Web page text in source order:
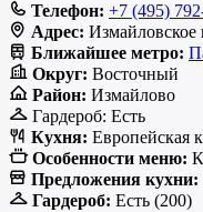
Телефон: +7 (495)
Адрес: Измайловское
Ближайшее метро:
Округ: Восточный
Район: Измайлово
Гардероб: Есть
Кухня: Европейская
Особенности меню:
Предложения кухни:
Гардероб: Есть (200)